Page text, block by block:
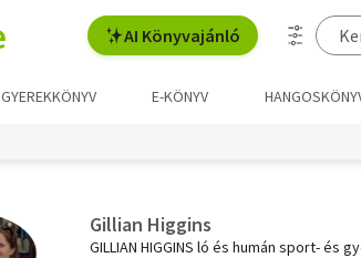
AI Könyvajánló
GYEREKKÖNYV E-KÖNYV
Gillian Higgins
GILLIAN HIGGINS ló és humán sport-